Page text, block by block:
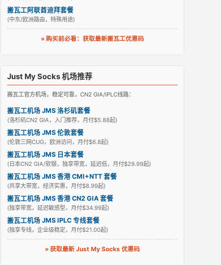
搬瓦工阿联酋迪拜套餐
(中东/欧洲路由，特殊用途)
» 购买前必看：获取最新搬瓦工优惠码
Just My Socks 机场推荐
搬瓦工官方机场，稳定可靠，CN2 GIA/IPLC线路：
搬瓦工机场 JMS 洛杉矶套餐
(洛杉矶CN2 GIA，入门推荐，月付$5.88起)
搬瓦工机场 JMS 伦敦套餐
(伦敦三网CUG，欧洲访问，月付$6.8起)
搬瓦工机场 JMS 日本套餐
(日本CN2 GIA/软银，独享带宽，延迟低，月付$29.99起)
搬瓦工机场 JMS 香港 CMI+NTT 套餐
(共享大带宽，经济实惠，月付$8.99起)
搬瓦工机场 JMS 香港 CN2 GIA 套餐
(独享带宽，延迟敏感型，月付$34.99起)
搬瓦工机场 JMS IPLC 专线套餐
(独享专线，企业级稳定，月付$21.00起)
» 获取最新 Just My Socks 优惠码